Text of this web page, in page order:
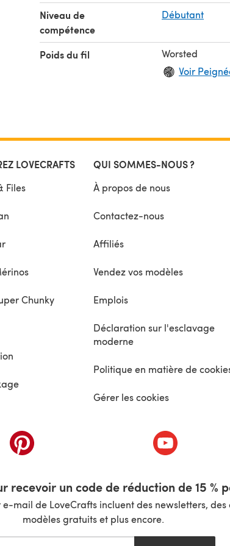
Niveau de
compétence
Débutant
Poids du fil
Worsted
Voir
LOVECRAFTS
Files
Chunky
QUI SOMMES-NOUS ?
À propos de nous
Contactez-nous
Affiliés
Vendez vos modèles
Emplois
Déclaration sur l'esclavage
moderne
Politique en matière de
Gérer les cookies
(s'ouvre dans un nouvel onglet) (s'ouvre dans
recevoir un code de réduction de 15 %
mail de LoveCrafts incluent des newsletters,
modèles gratuits et plus encore.